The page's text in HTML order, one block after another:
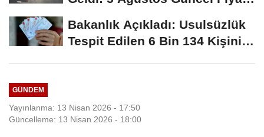
Bakanlık Açıkladı: Usulsüzlük
Tespit Edilen 6 Bin 134 Kişinin
GÜNDEM
Yayınlanma: 13 Nisan 2026 - 17:50
Güncelleme: 13 Nisan 2026 - 18:00